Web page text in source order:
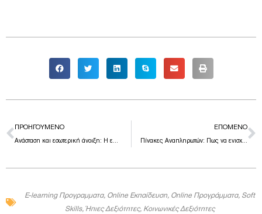
Prev
ΠΡΟΗΓΟΎΜΕΝΟ
Ανάσταση και εσωτερική άνοιξη: Η επιστήμη της ανανέωσης του ανθρώπου
ΕΠΌΜΕΝΟ
Πίνακες Αναπληρωτών: Πως να ενισχύσεις τον φάκελό σου
E-learning Προγραμματα, Online Εκπαίδευση, Online Προγράμματα, Soft
Skills, Ήπιες Δεξιότητες, Κοινωνικές Δεξιότητες